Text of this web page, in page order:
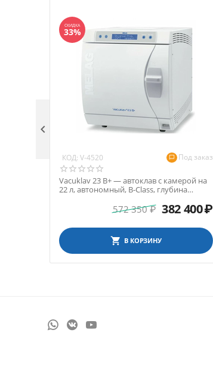
СКИДКА
33%
КОД: V-4520 Под заказ
Vacuklav 23 B+ — автоклав с камерой на
22 л, автономный, B-Class, глубина
572 350 ₽ 382 400₽
В КОРЗИНУ
